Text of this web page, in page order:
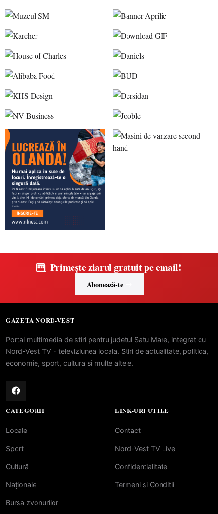
Primește ziarul gratuit pe email!
Abonează-te
GAZETA NORD-VEST
Portal multimedia de stiri pentru judetul Satu Mare, integrat cu
Nord-Vest TV - televiziunea locala. Stiri de actualitate, politica,
economie, sport, cultura si multe altele.
CATEGORII
Locale
Sport
Cultură
Naționale
Bursa zvonurilor
LINK-URI UTILE
Contact
Nord-Vest TV Live
Confidentialitate
Termeni si Conditii